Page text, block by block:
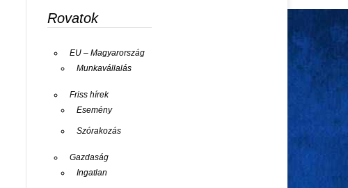
Rovatok
EU – Magyarország
Munkavállalás
Friss hírek
Esemény
Szórakozás
Gazdaság
Ingatlan